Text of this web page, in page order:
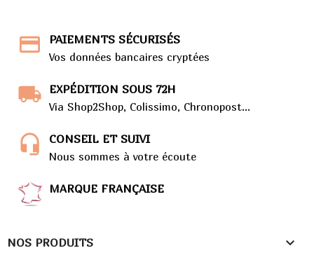
PAIEMENTS SÉCURISÉS
Vos données bancaires cryptées
EXPÉDITION SOUS 72H
Via Shop2Shop, Colissimo, Chronopost...
CONSEIL ET SUIVI
Nous sommes à votre écoute
MARQUE FRANÇAISE
NOS PRODUITS 